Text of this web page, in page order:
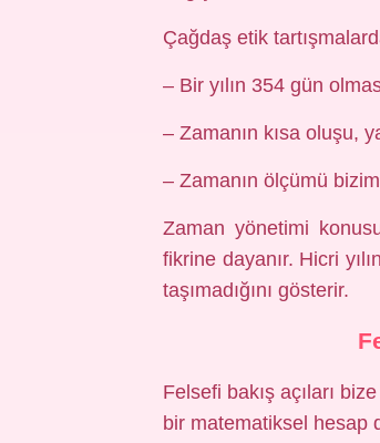
Çağdaş etik
– Bir yılın 354 gün
– Zamanın kısa oluşu,
– Zamanın ölçümü
Zaman yönetimi
fikrine dayanır. Hicri
taşımadığını gösterir.
Felsefi bakış açıları
bir matematiksel hesap